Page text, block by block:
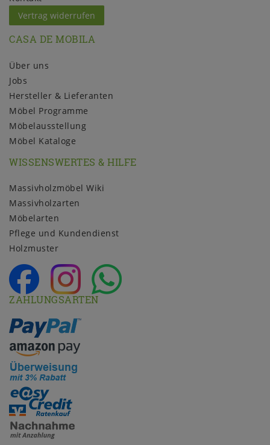
Vertrag widerrufen
CASA DE MOBILA
Über uns
Jobs
Hersteller & Lieferanten
Möbel Programme
Möbelausstellung
Möbel Kataloge
WISSENSWERTES & HILFE
Massivholzmöbel Wiki
Massivholzarten
Möbelarten
Pflege und Kundendienst
Holzmuster
ZAHLUNGSARTEN